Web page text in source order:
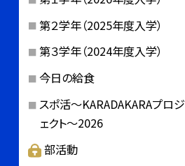
第２学年（2025年度入学）
第３学年（2024年度入学）
今日の給食
スポ活～KARADAKARAプロジ
ェクト～2026
部活動